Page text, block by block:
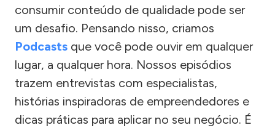
consumir conteúdo de qualidade pode ser
um desafio. Pensando nisso, criamos
Podcasts que você pode ouvir em qualquer
lugar, a qualquer hora. Nossos episódios
trazem entrevistas com especialistas,
histórias inspiradoras de empreendedores e
dicas práticas para aplicar no seu negócio. É